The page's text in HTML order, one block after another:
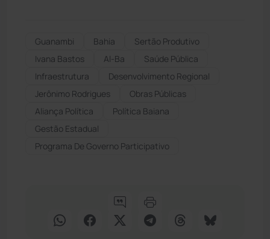
Guanambi Bahia
Sertão Produtivo
Ivana Bastos
Al-Ba
Saúde Pública
Infraestrutura
Desenvolvimento Regional
Jerônimo Rodrigues
Obras Públicas
Aliança Política
Política Baiana
Gestão Estadual
Programa De Governo Participativo